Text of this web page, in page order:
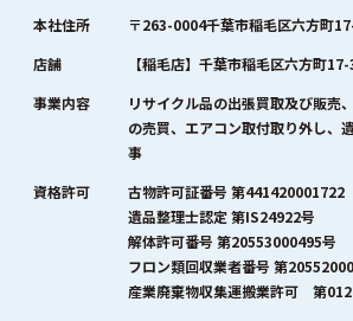
本社住所
〒263-0004千葉市稲毛区六方町
店舗
【稲毛店】千葉市稲毛区六方町
事業内容
リサイクル品の出張買取及び販売
の売買、エアコン取付取り外し、
事
資格許可
古物許可証番号 第441420001722
遺品整理士認定 第IS24922号
解体許可番号 第20553000495号
フロン類回収業者番号 第
産業廃棄物収集運搬業許可 第